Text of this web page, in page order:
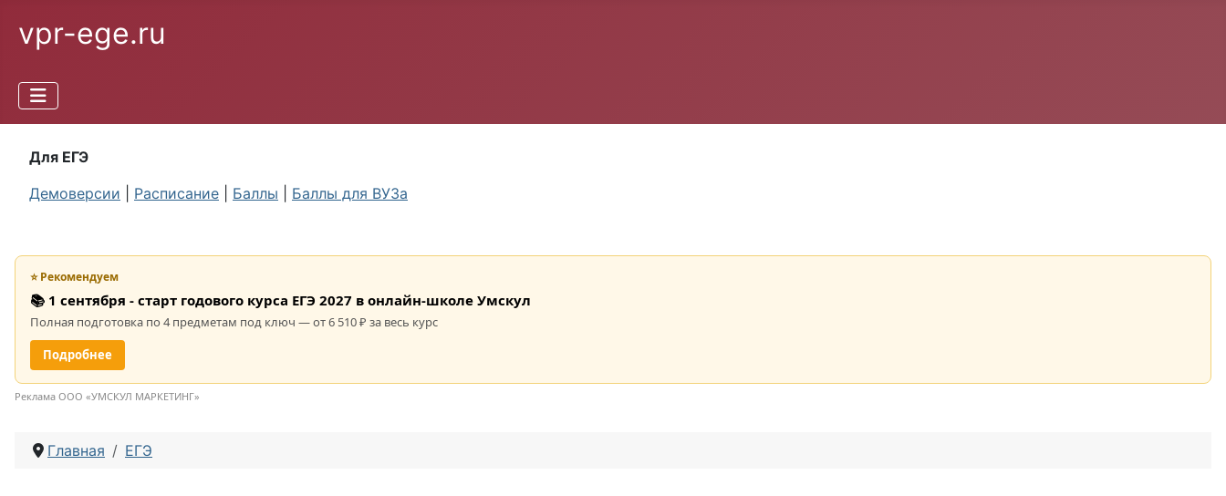
vpr-ege.ru
Для ЕГЭ
Демоверсии
Расписание Баллы Баллы для ВУЗа
⭐ Рекомендуем
📚 1 сентября - старт годового курса ЕГЭ 2027 в онлайн-школе Умскул
Полная подготовка по 4 предметам под ключ — от 6 510 ₽ за весь курс
Подробнее
Реклама ООО «УМСКУЛ МАРКЕТИНГ»
Главная ЕГЭ